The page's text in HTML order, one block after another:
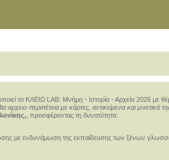
το ΚΛΕΙΩ LAB: Μνήμη - Ιστορία - Αρχεία 2026 με
περιπέτεια με κάρτες, αντικείμενα και μυστικά
, προσφέροντας τη δυνατότητα:
με ενδυνάμωση της εκπαίδευσης των ξένων